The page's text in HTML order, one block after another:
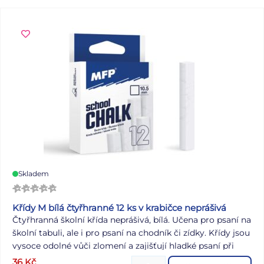
Uvedená cena je za 1 ks.
Skladem
Křídy M bílá čtyřhranné 12 ks v krabičce neprášivá
Čtyřhranná školní křída neprášivá, bílá. Učena pro psaní na
školní tabuli, ale i pro psaní na chodník či zídky. Křídy jsou
vysoce odolné vůči zlomení a zajišťují hladké psaní při
použití na tabulích. Křídy jsou uloženy v papírové krabičce